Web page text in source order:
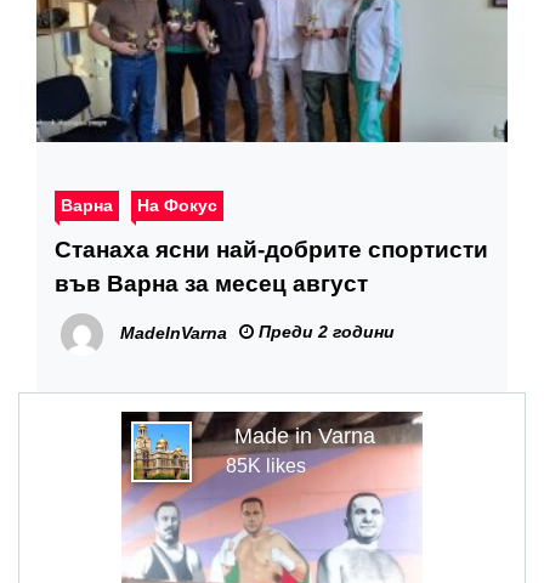
Варна На Фокус
Станаха ясни най-добрите спортисти
във Варна за месец август
MadeInVarna Преди 2 години
Made in Varna
85K likes